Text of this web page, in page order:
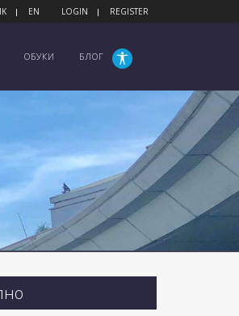
EN LOGIN REGISTER
ОБУКИ БЛОГ